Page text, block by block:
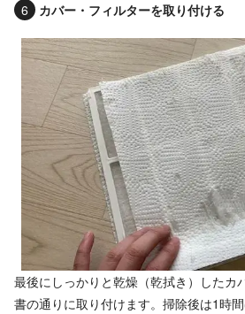
カバー・フィルターを取り付ける
最後にしっかりと乾燥（乾拭き）したカ
書の通りに取り付けます。掃除後は1時